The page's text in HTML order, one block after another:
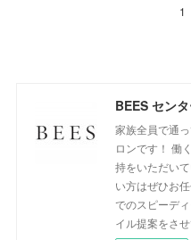
1
BEES セン
家族全員で通
ロンです！ 働
持をいただい
い方はぜひお
でのスピーデ
イル提案をさせ